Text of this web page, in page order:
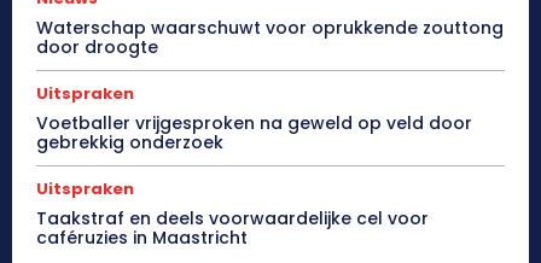
Waterschap waarschuwt voor oprukkende zouttong
door droogte
Uitspraken
Voetballer vrijgesproken na geweld op veld door
gebrekkig onderzoek
Uitspraken
Taakstraf en deels voorwaardelijke cel voor
caféruzies in Maastricht